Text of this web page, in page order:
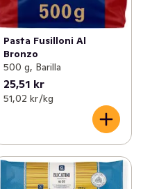
Pasta Fusilloni Al
Bronzo
500 g, Barilla
25,51 kr
51,02 kr /kg